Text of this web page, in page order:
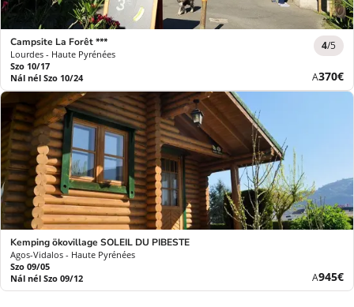
Campsite La Forêt ***
Lourdes - Haute Pyrénées
4/5
Szo 10/17
Nál nél Szo 10/24
AÚj
ár
370€
Kemping ökovillage SOLEIL DU PIBESTE
Agos-Vidalos - Haute Pyrénées
Szo 09/05
Nál nél Szo 09/12
AÚj
ár
945€